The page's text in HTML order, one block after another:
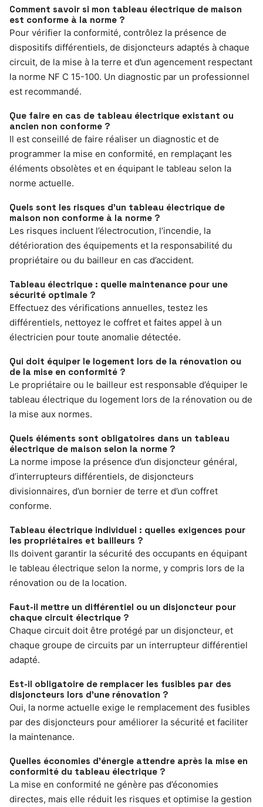
Comment savoir si mon tableau électrique de maison
est conforme à la norme ?
Pour vérifier la conformité, contrôlez la présence de
dispositifs différentiels, de disjoncteurs adaptés à chaque
circuit, de la mise à la terre et d’un agencement respectant
la norme NF C 15-100. Un diagnostic par un professionnel
est recommandé.
Que faire en cas de tableau électrique existant ou
ancien non conforme ?
Il est conseillé de faire réaliser un diagnostic et de
programmer la mise en conformité, en remplaçant les
éléments obsolètes et en équipant le tableau selon la
norme actuelle.
Quels sont les risques d’un tableau électrique de
maison non conforme à la norme ?
Les risques incluent l’électrocution, l’incendie, la
détérioration des équipements et la responsabilité du
propriétaire ou du bailleur en cas d’accident.
Tableau électrique : quelle maintenance pour une
sécurité optimale ?
Effectuez des vérifications annuelles, testez les
différentiels, nettoyez le coffret et faites appel à un
électricien pour toute anomalie détectée.
Qui doit équiper le logement lors de la rénovation ou
de la mise en conformité ?
Le propriétaire ou le bailleur est responsable d’équiper le
tableau électrique du logement lors de la rénovation ou de
la mise aux normes.
Quels éléments sont obligatoires dans un tableau
électrique de maison selon la norme ?
La norme impose la présence d’un disjoncteur général,
d’interrupteurs différentiels, de disjoncteurs
divisionnaires, d’un bornier de terre et d’un coffret
conforme.
Tableau électrique individuel : quelles exigences pour
les propriétaires et bailleurs ?
Ils doivent garantir la sécurité des occupants en équipant
le tableau électrique selon la norme, y compris lors de la
rénovation ou de la location.
Faut-il mettre un différentiel ou un disjoncteur pour
chaque circuit électrique ?
Chaque circuit doit être protégé par un disjoncteur, et
chaque groupe de circuits par un interrupteur différentiel
adapté.
Est-il obligatoire de remplacer les fusibles par des
disjoncteurs lors d’une rénovation ?
Oui, la norme actuelle exige le remplacement des fusibles
par des disjoncteurs pour améliorer la sécurité et faciliter
la maintenance.
Quelles économies d’énergie attendre après la mise en
conformité du tableau électrique ?
La mise en conformité ne génère pas d’économies
directes, mais elle réduit les risques et optimise la gestion